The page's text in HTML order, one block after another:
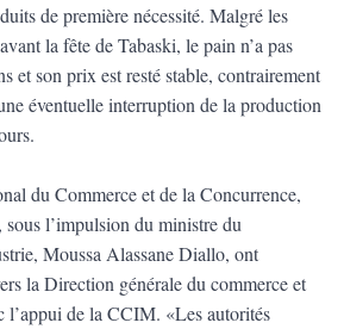
de première nécessité. Malgré les
la fête de Tabaski, le pain n’a pas
et son prix est resté stable, contrairement
éventuelle interruption de la production
du Commerce et de la Concurrence,
sous l’impulsion du ministre du
Moussa Alassane Diallo, ont
la Direction générale du commerce et
l’appui de la CCIM. «Les autorités